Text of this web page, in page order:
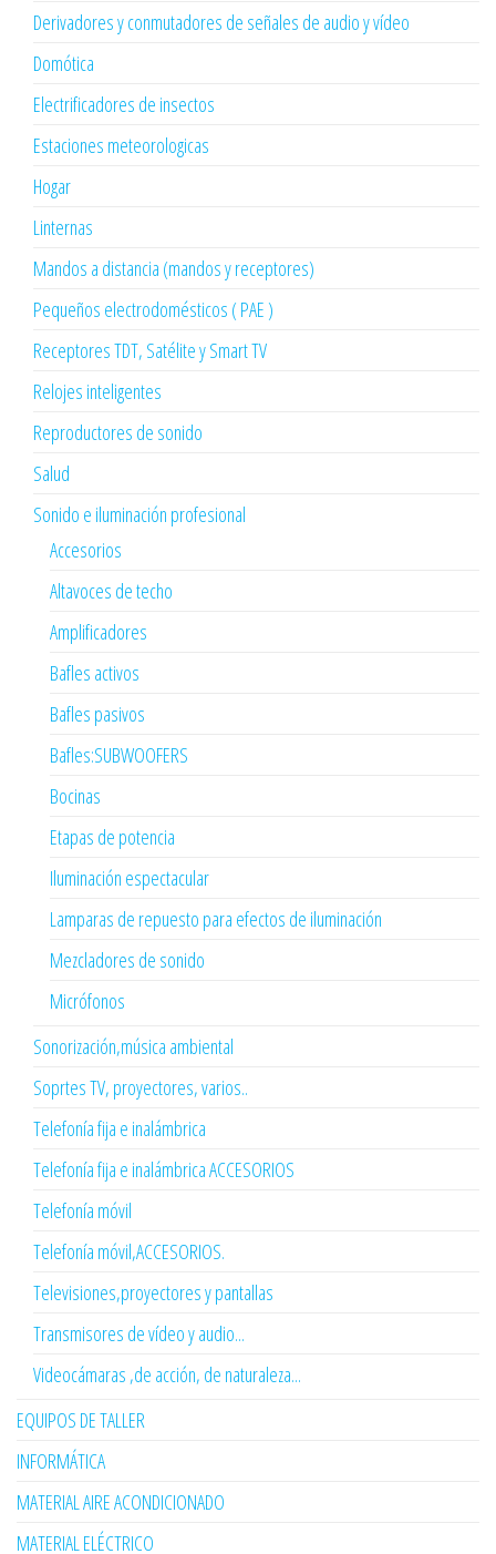
Derivadores y conmutadores de señales de audio y vídeo
Domótica
Electrificadores de insectos
Estaciones meteorologicas
Hogar
Linternas
Mandos a distancia (mandos y receptores)
Pequeños electrodomésticos ( PAE )
Receptores TDT, Satélite y Smart TV
Relojes inteligentes
Reproductores de sonido
Salud
Sonido e iluminación profesional
Accesorios
Altavoces de techo
Amplificadores
Bafles activos
Bafles pasivos
Bafles:SUBWOOFERS
Bocinas
Etapas de potencia
Iluminación espectacular
Lamparas de repuesto para efectos de iluminación
Mezcladores de sonido
Micrófonos
Sonorización,música ambiental
Soprtes TV, proyectores, varios..
Telefonía fija e inalámbrica
Telefonía fija e inalámbrica ACCESORIOS
Telefonía móvil
Telefonía móvil,ACCESORIOS.
Televisiones,proyectores y pantallas
Transmisores de vídeo y audio...
Videocámaras ,de acción, de naturaleza...
EQUIPOS DE TALLER
INFORMÁTICA
MATERIAL AIRE ACONDICIONADO
MATERIAL ELÉCTRICO